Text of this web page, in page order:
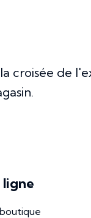
croisée de